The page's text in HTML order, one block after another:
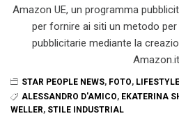
Amazon UE, un programma
per fornire ai siti un metodo
pubblicitarie mediante la
Amazon.it
STAR PEOPLE NEWS, FOTO, LIFESTYLE
ALESSANDRO D'AMICO, EKATERINA
WELLER, STILE INDUSTRIAL